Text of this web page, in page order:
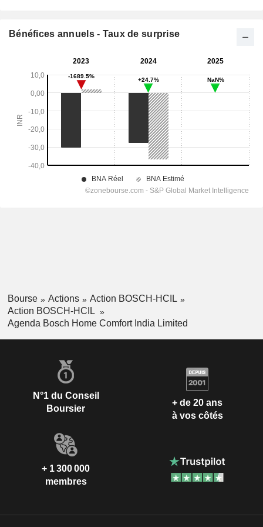
Bénéfices annuels - Taux de surprise
Bourse Actions
Action BOSCH-HCIL
Action BOSCH-HCIL
Agenda Bosch Home Comfort India Limited
N°1 du Conseil
Boursier
+ de 20 ans
à vos côtés
+ 1 300 000
membres